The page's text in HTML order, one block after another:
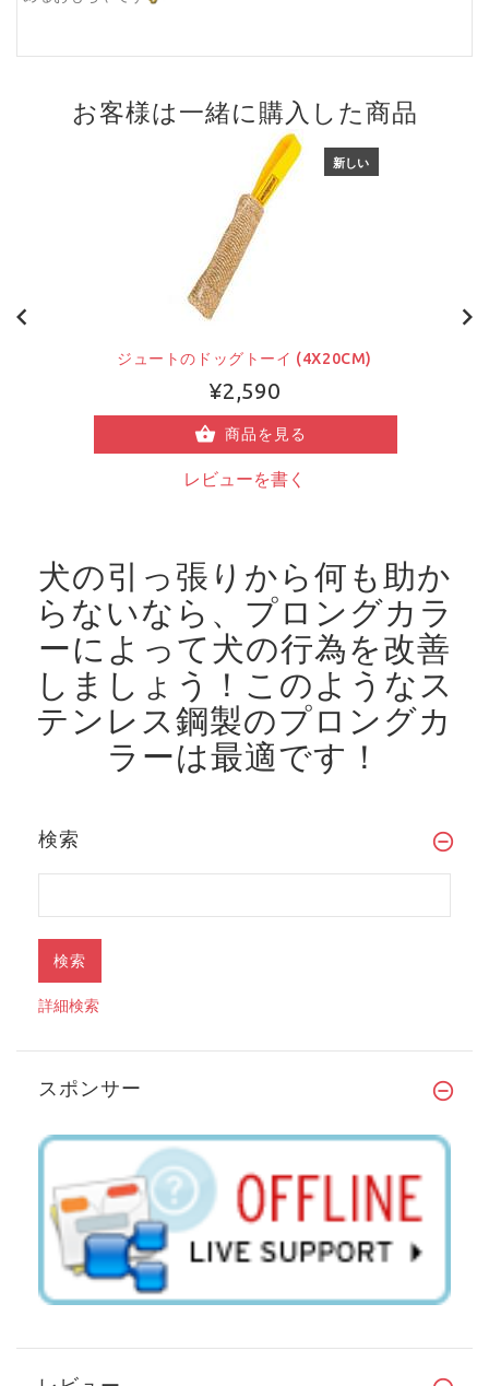
お客様は一緒に購入した商品
新しい
ジュートのドッグトーイ (4X20CM)
¥2,590
商品を見る
レビューを書く
犬の引っ張りから何も助か
らないなら、プロングカラ
ーによって犬の行為を改善
しましょう！ このようなス
テンレス鋼製のプロングカ
ラーは最適です！
検索
詳細検索
スポンサー